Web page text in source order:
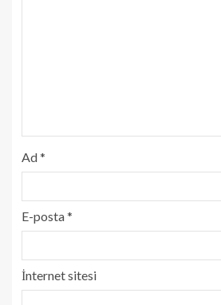
Ad*
E-posta*
İnternet sitesi